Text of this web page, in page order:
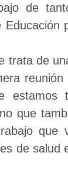
de
trata de
estamos
que
que
de salud